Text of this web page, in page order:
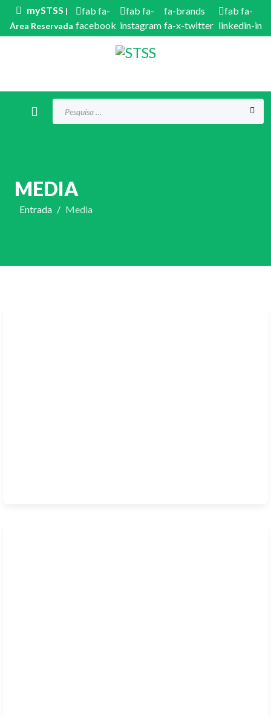
mySTSS |
Área Reservada
fab fa-
facebook
fab fa-
instagram
fa-brands
fa-x-twitter
fab fa-
linkedin-in
MEDIA
Entrada Media